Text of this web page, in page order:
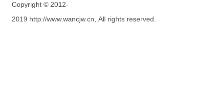
Copyright © 2012-
2019 http://www.wancjw.cn, All rights reserved.